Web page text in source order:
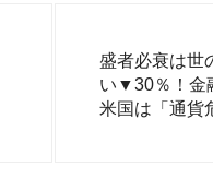
盛者必衰は世
い▼30％！金
米国は「通貨